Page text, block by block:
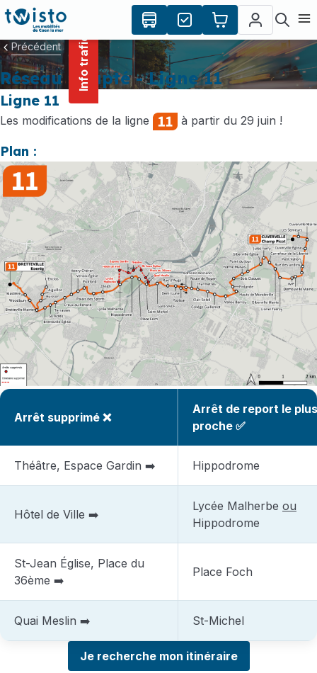
principal
Info trafic
Précédent
Réseau adapté - Ligne 11
Ligne 11
Les modifications de la ligne à partir du 29 juin !
Plan :
Arrêt supprimé ❌
Arrêt de report le plus
proche ✅
Théâtre, Espace Gardin ➡️ Hippodrome
Hôtel de Ville ➡️
Lycée Malherbe ou
Hippodrome
St-Jean Église, Place du
36ème ➡️
Place Foch
Quai Meslin ➡️ St-Michel
Je recherche mon itinéraire
Panneau de gestion des cookies